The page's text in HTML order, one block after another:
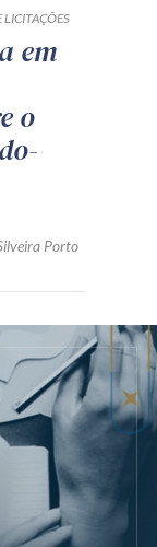
LICITAÇÕES
em
o
Porto